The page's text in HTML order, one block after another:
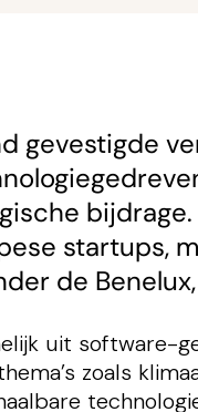
gevestigde
startups,
de
uit software-
zoals